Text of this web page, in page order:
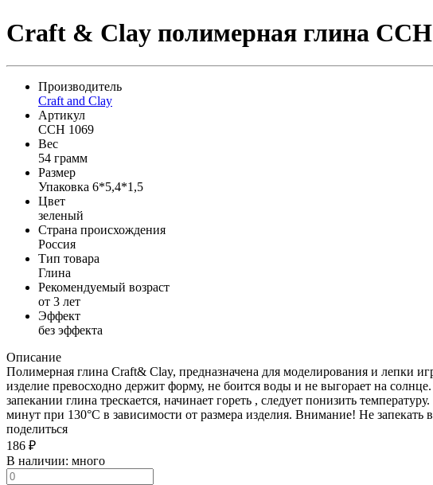
Craft & Clay полимерная глина CCH
Производитель
Craft and Clay
Артикул
CCH 1069
Вес
54 грамм
Размер
Упаковка 6*5,4*1,5
Цвет
зеленый
Страна происхождения
Россия
Тип товара
Глина
Рекомендуемый возраст
от 3 лет
Эффект
без эффекта
Описание
Полимерная глина Craft& Clay, предназначена для моделирования и лепки
изделие превосходно держит форму, не боится воды и не выгорает на
запекании глина трескается, начинает гореть , следует понизить
минут при 130°C в зависимости от размера изделия. Внимание! Не запекать
поделиться
186 ₽
В наличии: много